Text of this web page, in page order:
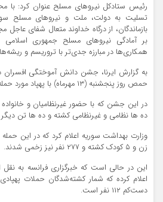
رئیس ستادکل نیروهای مسلح عنوان کرد: با
تسلیت به دولت، ملت و نیروهای مسلح
بازماندگان، از درگاه خداوند متعال شفای
بر آمادگی نیروهای مسلح جمهوری اسلامی
همکاری‌ها در مبارزه جدی‌تر با تروریسم و
به گزارش ایرنا، جشن دانش آموختگی
حمص روز پنجشنبه (۱۳ مهرماه) با پهپاد مورد حمله تروریستی قرار گرفت.
در این جشن که با حضور غیرنظامیان و
ده ها نظامی و غیرنظامی کشته و ده ها تن
زن و ۵ کودک کشته و ۲۷۷ نفر نیز زخمی شدند.
این در حالی است که خبرگزاری فرانسه به
اعلام کرده که شمار کشته‌شدگان حملات
دست‌کم ۱۱۲ نفر است.